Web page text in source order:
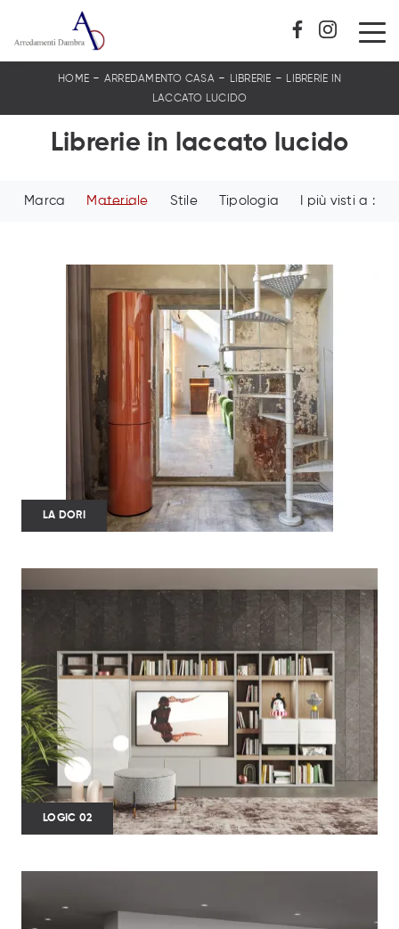
HOME - ARREDAMENTO CASA- LIBRERIE - LIBRERIE IN
LACCATO LUCIDO
Librerie in laccato lucido
Marca Materiale Stile Tipologia I più visti a :
LA DORI
LOGIC 02